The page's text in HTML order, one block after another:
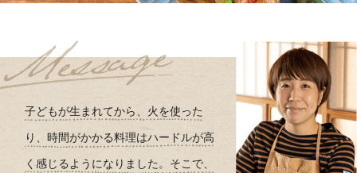
子どもが生まれてから、火を使った
り、時間がかかる料理はハードルが高
く感じるようになりました。そこで、